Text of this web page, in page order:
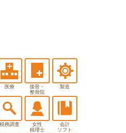
医療
接骨・
整骨院
製造
税務調査
女性
税理士
会計
ソフト